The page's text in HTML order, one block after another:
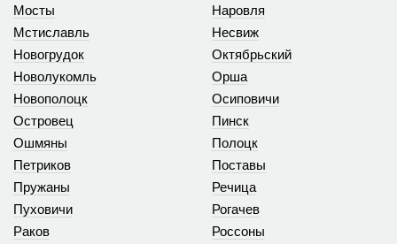
Мосты
Мстиславль
Наровля
Несвиж
Новогрудок
Новолукомль
Новополоцк
Октябрьский
Орша
Осиповичи
Островец
Ошмяны
Петриков
Пинск
Полоцк
Поставы
Пружаны
Пуховичи
Раков
Речица
Рогачев
Россоны